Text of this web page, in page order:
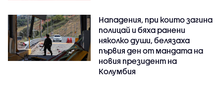
Нападения, при които загина
полицай и бяха ранени
няколко души, белязаха
първия ден от мандата на
новия президент на
Колумбия